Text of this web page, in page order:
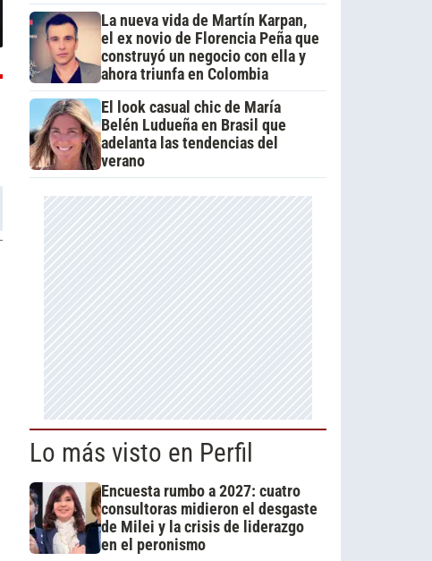
La nueva vida de Martín Karpan,
el ex novio de Florencia Peña que
construyó un negocio con ella y
ahora triunfa en Colombia
El look casual chic de María
Belén Ludueña en Brasil que
adelanta las tendencias del
verano
Lo más visto en Perfil
Encuesta rumbo a 2027: cuatro
consultoras midieron el desgaste
de Milei y la crisis de liderazgo
en el peronismo